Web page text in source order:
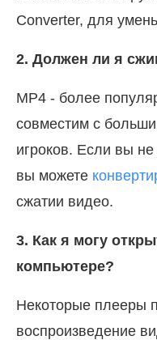
Converter, для
2. Должен ли я
MP4 - более
совместим с
игроков. Если вы
вы можете
сжатии видео.
3. Как я могу
компьютере?
Некоторые плееры
воспроизведение